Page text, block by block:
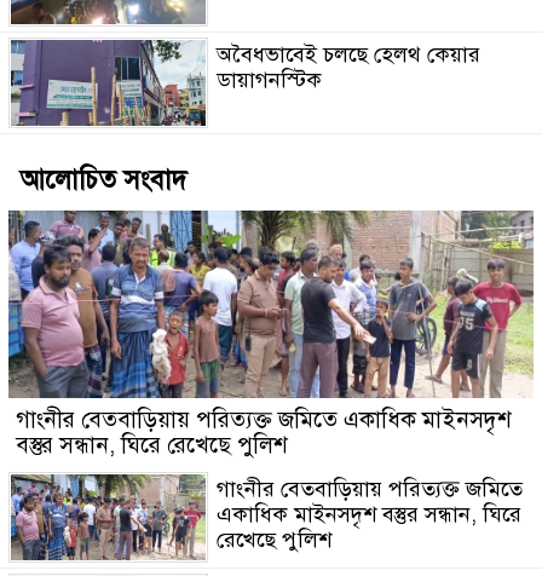
অবৈধভাবেই চলছে হেলথ কেয়ার
ডায়াগনস্টিক
আলোচিত সংবাদ
গাংনীর বেতবাড়িয়ায় পরিত্যক্ত জমিতে একাধিক মাইনসদৃশ
বস্তুর সন্ধান, ঘিরে রেখেছে পুলিশ
গাংনীর বেতবাড়িয়ায় পরিত্যক্ত জমিতে
একাধিক মাইনসদৃশ বস্তুর সন্ধান, ঘিরে
রেখেছে পুলিশ